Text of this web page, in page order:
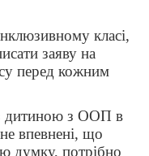
класі,
заяву на
перед кожним
дитиною з ООП в
впевнені, що
думку, потрібно